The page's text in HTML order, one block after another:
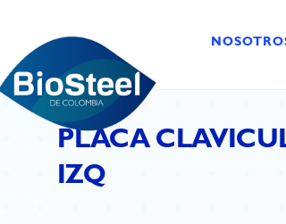
PLACA
IZQ